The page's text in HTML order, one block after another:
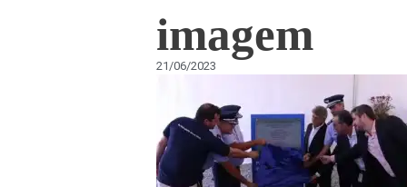
imagem
21/06/2023